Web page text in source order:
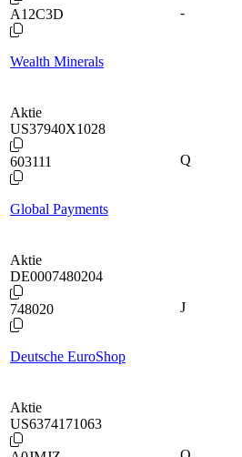
A12C3D
Wealth Minerals
-
Aktie
US37940X1028
603111
Global Payments
Q
Aktie
DE0007480204
748020
Deutsche EuroShop
J
Aktie
US6374171063